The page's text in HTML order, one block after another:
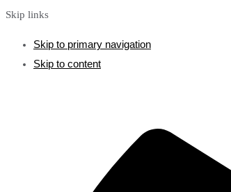
Skip links
Skip to primary navigation
Skip to content